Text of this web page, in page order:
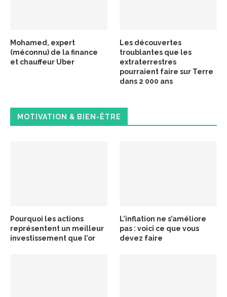
Mohamed, expert
(méconnu) de la finance
et chauffeur Uber
Les découvertes
troublantes que les
extraterrestres
pourraient faire sur Terre
dans 2 000 ans
MOTIVATION & BIEN-ÊTRE
Pourquoi les actions
représentent un meilleur
investissement que l’or
L’inflation ne s’améliore
pas : voici ce que vous
devez faire